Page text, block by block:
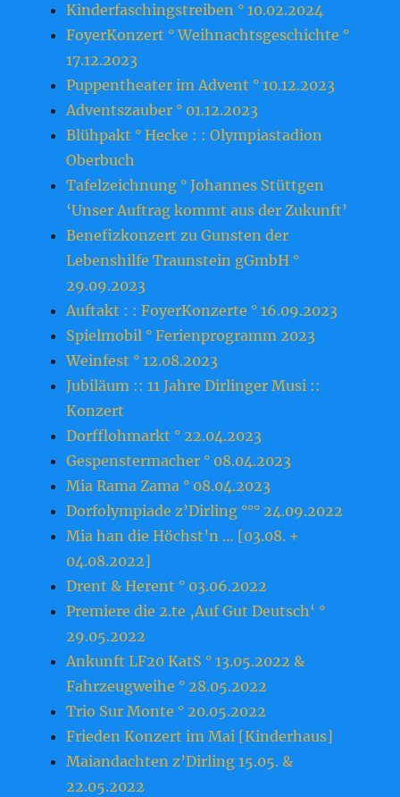
Kinderfaschingstreiben ° 10.02.2024
FoyerKonzert ° Weihnachtsgeschichte °
17.12.2023
Puppentheater im Advent ° 10.12.2023
Adventszauber ° 01.12.2023
Blühpakt ° Hecke : : Olympiastadion
Oberbuch
Tafelzeichnung ° Johannes Stüttgen
‘Unser Auftrag kommt aus der Zukunft’
Benefizkonzert zu Gunsten der
Lebenshilfe Traunstein gGmbH °
29.09.2023
Auftakt : : FoyerKonzerte ° 16.09.2023
Spielmobil ° Ferienprogramm 2023
Weinfest ° 12.08.2023
Jubiläum :: 11 Jahre Dirlinger Musi ::
Konzert
Dorfflohmarkt ° 22.04.2023
Gespenstermacher ° 08.04.2023
Mia Rama Zama ° 08.04.2023
Dorfolympiade z’Dirling °°° 24.09.2022
Mia han die Höchst’n … [03.08. +
04.08.2022]
Drent & Herent ° 03.06.2022
Premiere die 2.te ‚Auf Gut Deutsch‘ °
29.05.2022
Ankunft LF20 KatS ° 13.05.2022 &
Fahrzeugweihe ° 28.05.2022
Trio Sur Monte ° 20.05.2022
Frieden Konzert im Mai [Kinderhaus]
Maiandachten z’Dirling 15.05. &
22.05.2022